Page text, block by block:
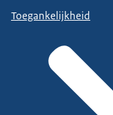
Toegankelijkheid